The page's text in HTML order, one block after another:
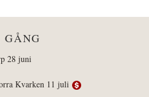
GÅNG
28 juni
Kvarken 11 juli